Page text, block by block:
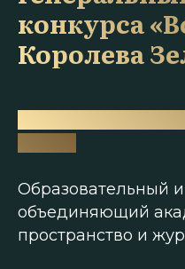
конкурса
Королева
Образовательный
объединяющий
пространство и